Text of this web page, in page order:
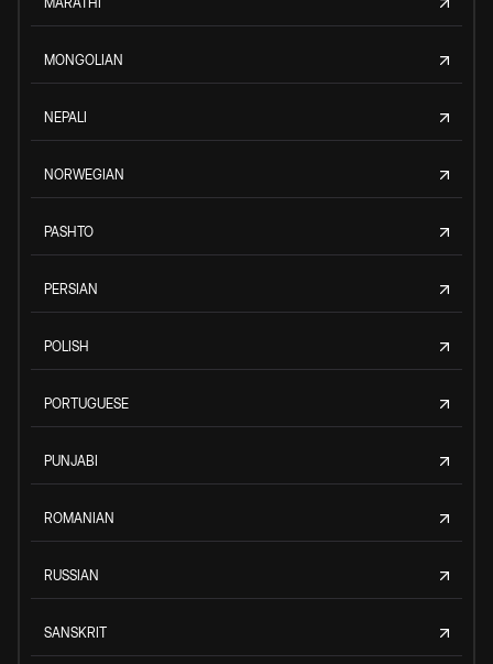
MONGOLIAN
NEPALI
NORWEGIAN
PASHTO
PERSIAN
POLISH
PORTUGUESE
PUNJABI
ROMANIAN
RUSSIAN
SANSKRIT